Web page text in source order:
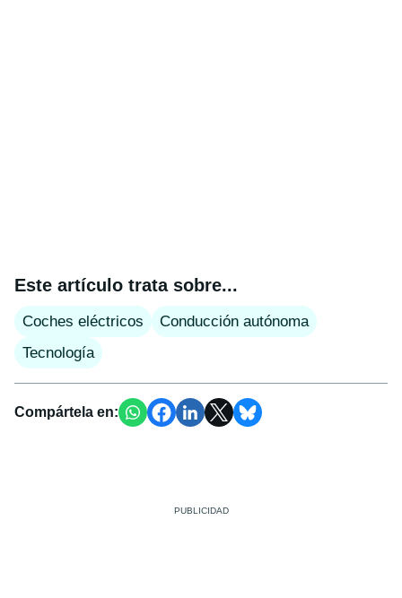
Este artículo trata sobre...
Coches eléctricos
Conducción autónoma
Tecnología
Compártela en: